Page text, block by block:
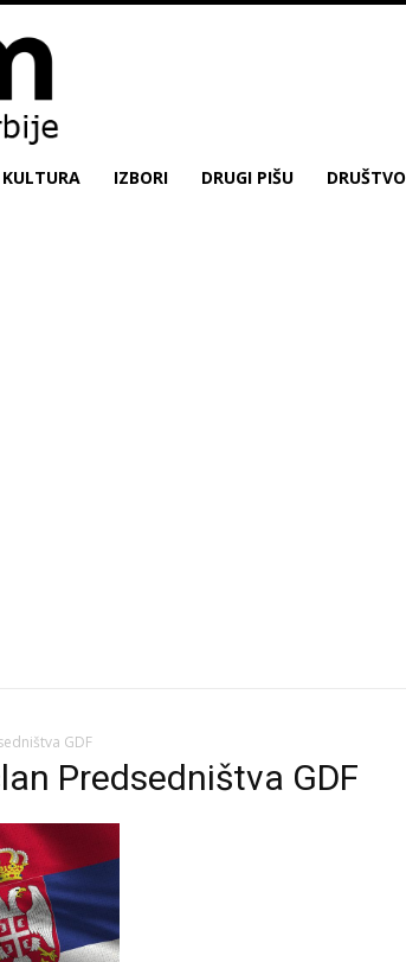
KULTURA IZBORI DRUGI PIŠU DRUŠTVO
GDF
Predsedništva GDF